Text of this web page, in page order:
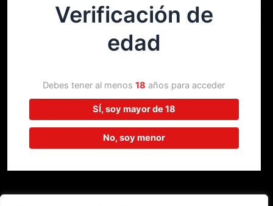
¡Disculpa este desastre! Estamos
trabajando en algo increíble,
¡vuelve pronto!
Verificación de
edad
Debes tener al menos18 años para acceder
SÍ, soy mayor de 18
No, soy menor